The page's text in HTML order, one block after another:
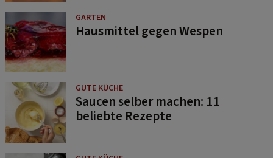
GARTEN
Hausmittel gegen Wespen
GUTE KÜCHE
Saucen selber machen: 11
beliebte Rezepte